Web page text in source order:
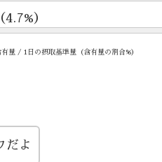
）
量 / 1日の摂取基準量（含有量の割合%）
だよ